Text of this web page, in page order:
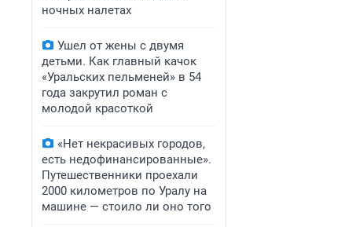
ночных налетах
Ушел от жены с двумя
детьми. Как главный качок
«Уральских пельменей» в 54
года закрутил роман с
молодой красоткой
«Нет некрасивых городов,
есть недофинансированные».
Путешественники проехали
2000 километров по Уралу на
машине — стоило ли оно того